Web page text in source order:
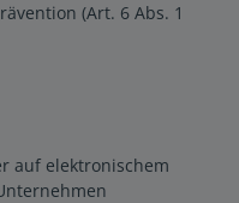
(Art. 6 Abs. 1
auf elektronischem